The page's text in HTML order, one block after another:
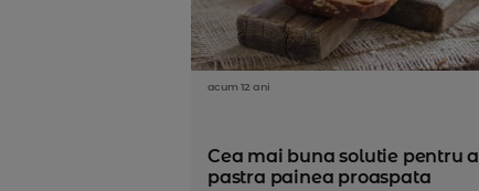
acum 12 ani
Cea mai buna solutie pentru a
pastra painea proaspata